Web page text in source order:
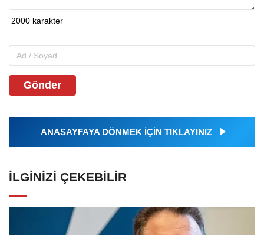
Gönder
ANASAYFAYA DÖNMEK İÇİN TIKLAYINIZ
İLGINIZI ÇEKEBILIR